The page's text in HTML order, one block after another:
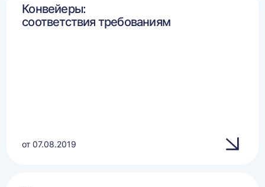
Конвейеры:
соответствия требованиям
от 07.08.2019